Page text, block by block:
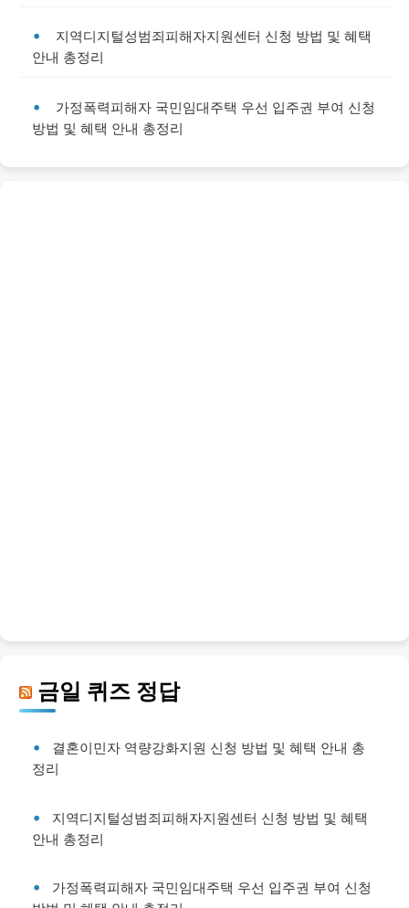
지역디지털성범죄피해자지원센터 신청 방법 및 혜택
안내 총정리
가정폭력피해자 국민임대주택 우선 입주권 부여 신청
방법 및 혜택 안내 총정리
금일 퀴즈 정답
결혼이민자 역량강화지원 신청 방법 및 혜택 안내 총
정리
지역디지털성범죄피해자지원센터 신청 방법 및 혜택
안내 총정리
가정폭력피해자 국민임대주택 우선 입주권 부여 신청